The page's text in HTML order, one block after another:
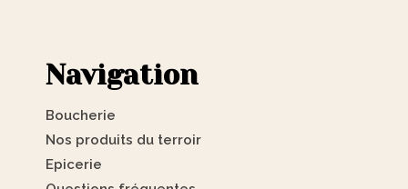
Navigation
Boucherie
Nos produits du terroir
Epicerie